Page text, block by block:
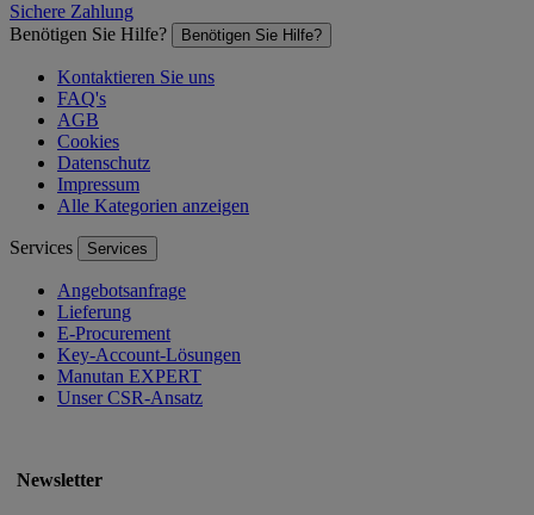
Sichere Zahlung
Benötigen Sie Hilfe?
Benötigen Sie Hilfe?
Kontaktieren Sie uns
FAQ's
AGB
Cookies
Datenschutz
Impressum
Alle Kategorien anzeigen
Services Services
Angebotsanfrage
Lieferung
E-Procurement
Key-Account-Lösungen
Manutan EXPERT
Unser CSR-Ansatz
Newsletter